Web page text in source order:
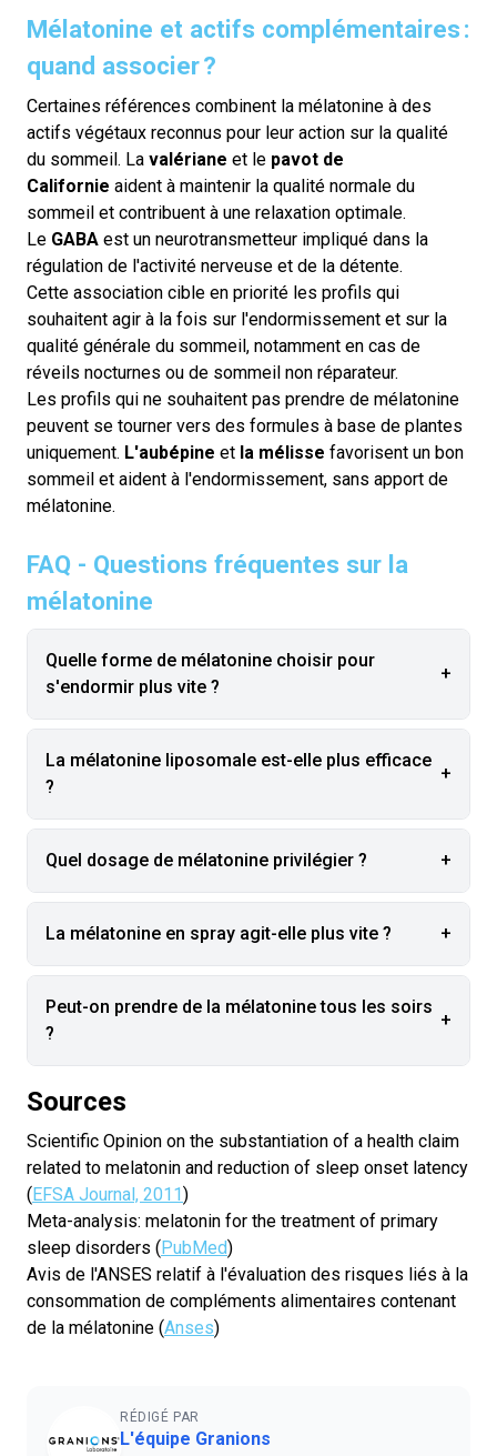
Mélatonine et actifs complémentaires :
quand associer ?
Certaines références combinent la mélatonine à des
actifs végétaux reconnus pour leur action sur la qualité
du sommeil. La valériane et le pavot de
Californie aident à maintenir la qualité normale du
sommeil et contribuent à une relaxation optimale.
Le GABA est un neurotransmetteur impliqué dans la
régulation de l'activité nerveuse et de la détente.
Cette association cible en priorité les profils qui
souhaitent agir à la fois sur l'endormissement et sur la
qualité générale du sommeil, notamment en cas de
réveils nocturnes ou de sommeil non réparateur.
Les profils qui ne souhaitent pas prendre de mélatonine
peuvent se tourner vers des formules à base de plantes
uniquement. L'aubépine et la mélisse favorisent un bon
sommeil et aident à l'endormissement, sans apport de
mélatonine.
FAQ - Questions fréquentes sur la
mélatonine
Quelle forme de mélatonine choisir pour
s'endormir plus vite ?
+
La mélatonine liposomale est-elle plus efficace
?
+
Quel dosage de mélatonine privilégier ? +
La mélatonine en spray agit-elle plus vite ? +
Peut-on prendre de la mélatonine tous les soirs
?
+
Sources
Scientific Opinion on the substantiation of a health claim
related to melatonin and reduction of sleep onset latency
(EFSA Journal, 2011)
Meta-analysis: melatonin for the treatment of primary
sleep disorders (PubMed)
Avis de l'ANSES relatif à l'évaluation des risques liés à la
consommation de compléments alimentaires contenant
de la mélatonine (Anses)
RÉDIGÉ PAR
L'équipe Granions